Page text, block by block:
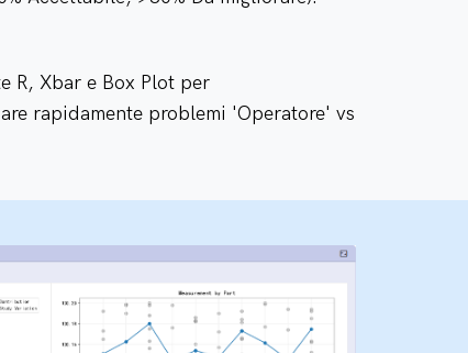
R, Xbar e Box Plot per
rapidamente problemi 'Operatore' vs